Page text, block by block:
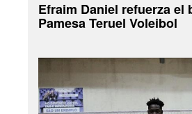
Efraim Daniel refuerza el
Pamesa Teruel Voleibol